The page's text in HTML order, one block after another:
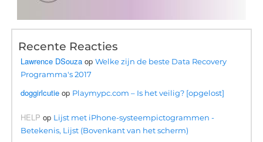
Recente Reacties
Lawrence DSouza opWelke zijn de beste Data Recovery
Programma's 2017
doggirlcutie op Playmypc.com – Is het veilig? [opgelost]
HELP op Lijst met iPhone-systeempictogrammen -
Betekenis, Lijst (Bovenkant van het scherm)